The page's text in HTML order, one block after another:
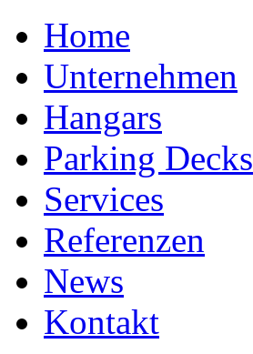
Home
Unternehmen
Hangars
Parking Decks
Services
Referenzen
News
Kontakt